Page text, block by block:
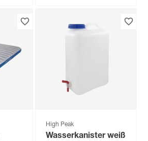
High Peak
Wasserkanister weiß